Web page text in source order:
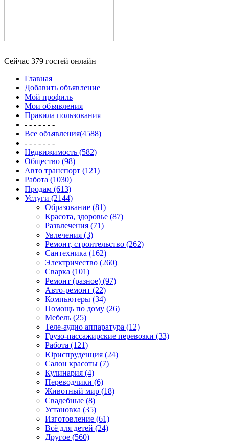
Сейчас 379 гостей онлайн
Главная
Добавить объявление
Мой профиль
Мои объявления
Правила пользования
- - - - - - -
Все объявления(4588)
- - - - - - -
Недвижимость (582)
Общество (98)
Авто транспорт (121)
Работа (1030)
Продам (613)
Услуги (2144)
Образование (81)
Красота, здоровье (87)
Развлечения (71)
Увлечения (3)
Ремонт, строительство (262)
Сантехника (162)
Электричество (260)
Сварка (101)
Ремонт (разное) (97)
Авто-ремонт (22)
Компьютеры (34)
Помощь по дому (26)
Мебель (25)
Теле-аудио аппаратура (12)
Грузо-пассажирские перевозки (33)
Работа (121)
Юриспруденция (24)
Салон красоты (7)
Кулинария (4)
Переводчики (6)
Животный мир (18)
Свадебные (8)
Установка (35)
Изготовление (61)
Всё для детей (24)
Другое (560)